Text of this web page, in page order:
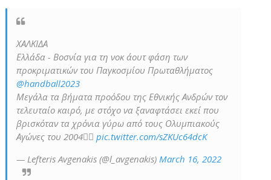
ΧΑΛΚΙΔΑ
Ελλάδα - Βοσνία για τη νοκ άουτ φάση των
προκριματικών του Παγκοσμίου Πρωταθλήματος
@handball2023
Μεγάλα τα βήματα προόδου της Εθνικής Ανδρών τον
τελευταίο καιρό, με στόχο να ξαναφτάσει εκεί που
βρισκόταν τα χρόνια γύρω από τους Ολυμπιακούς
Αγώνες του 2004🤾‍♂️ pic.twitter.com/sZKUc64dcK
— Lefteris Avgenakis (@l_avgenakis) March 16, 2022